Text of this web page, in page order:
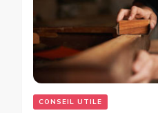
CONSEIL UTILE